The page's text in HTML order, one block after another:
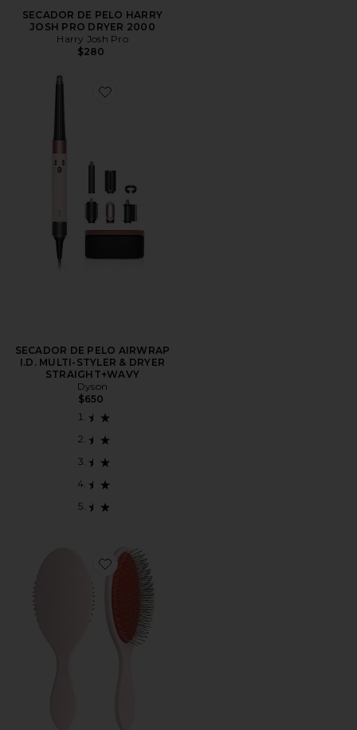
SECADOR DE PELO HARRY
JOSH PRO DRYER 2000
Harry Josh Pro
$280
Favorite SECADOR DE PELO AIRWRAP I.D. MULTI-
SECADOR DE PELO AIRWRAP
I.D. MULTI-STYLER & DRYER
STRAIGHT+WAVY
Dyson
$650
Favorite CEPILLO DE PELO THE DETANGLING